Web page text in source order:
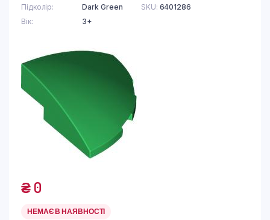
Підколір
Dark Green
Вік
3+
SKU: 6401286
₴0
НЕМАЄ В НАЯВНОСТІ